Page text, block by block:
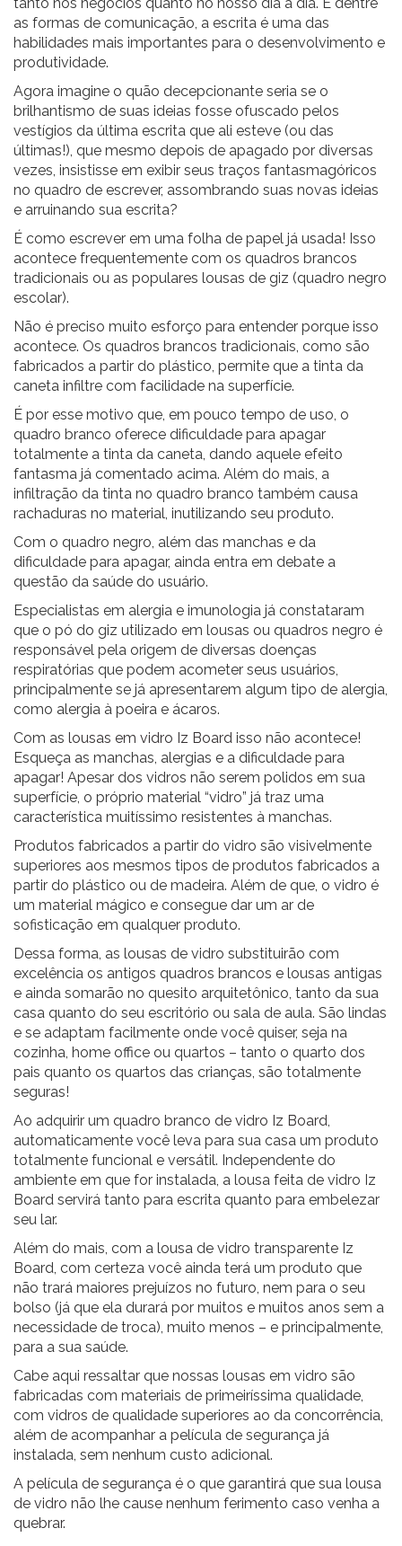
as formas de comunicação, a escrita é uma das
habilidades mais importantes para o desenvolvimento e
produtividade.
Agora imagine o quão decepcionante seria se o
brilhantismo de suas ideias fosse ofuscado pelos
vestígios da última escrita que ali esteve (ou das
últimas!), que mesmo depois de apagado por diversas
vezes, insistisse em exibir seus traços fantasmagóricos
no quadro de escrever, assombrando suas novas ideias
e arruinando sua escrita?
É como escrever em uma folha de papel já usada! Isso
acontece frequentemente com os quadros brancos
tradicionais ou as populares lousas de giz (quadro negro
escolar).
Não é preciso muito esforço para entender porque isso
acontece. Os quadros brancos tradicionais, como são
fabricados a partir do plástico, permite que a tinta da
caneta infiltre com facilidade na superfície.
É por esse motivo que, em pouco tempo de uso, o
quadro branco oferece dificuldade para apagar
totalmente a tinta da caneta, dando aquele efeito
fantasma já comentado acima. Além do mais, a
infiltração da tinta no quadro branco também causa
rachaduras no material, inutilizando seu produto.
Com o quadro negro, além das manchas e da
dificuldade para apagar, ainda entra em debate a
questão da saúde do usuário.
Especialistas em alergia e imunologia já constataram
que o pó do giz utilizado em lousas ou quadros negro é
responsável pela origem de diversas doenças
respiratórias que podem acometer seus usuários,
principalmente se já apresentarem algum tipo de alergia,
como alergia à poeira e ácaros.
Com as lousas em vidro Iz Board isso não acontece!
Esqueça as manchas, alergias e a dificuldade para
apagar! Apesar dos vidros não serem polidos em sua
superfície, o próprio material “vidro” já traz uma
característica muitíssimo resistentes à manchas.
Produtos fabricados a partir do vidro são visivelmente
superiores aos mesmos tipos de produtos fabricados a
partir do plástico ou de madeira. Além de que, o vidro é
um material mágico e consegue dar um ar de
sofisticação em qualquer produto.
Dessa forma, as lousas de vidro substituirão com
excelência os antigos quadros brancos e lousas antigas
e ainda somarão no quesito arquitetônico, tanto da sua
casa quanto do seu escritório ou sala de aula. São lindas
e se adaptam facilmente onde você quiser, seja na
cozinha, home office ou quartos – tanto o quarto dos
pais quanto os quartos das crianças, são totalmente
seguras!
Ao adquirir um quadro branco de vidro Iz Board,
automaticamente você leva para sua casa um produto
totalmente funcional e versátil. Independente do
ambiente em que for instalada, a lousa feita de vidro Iz
Board servirá tanto para escrita quanto para embelezar
seu lar.
Além do mais, com a lousa de vidro transparente Iz
Board, com certeza você ainda terá um produto que
não trará maiores prejuízos no futuro, nem para o seu
bolso (já que ela durará por muitos e muitos anos sem a
necessidade de troca), muito menos – e principalmente,
para a sua saúde.
Cabe aqui ressaltar que nossas lousas em vidro são
fabricadas com materiais de primeiríssima qualidade,
com vidros de qualidade superiores ao da concorrência,
além de acompanhar a película de segurança já
instalada, sem nenhum custo adicional.
A película de segurança é o que garantirá que sua lousa
de vidro não lhe cause nenhum ferimento caso venha a
quebrar.